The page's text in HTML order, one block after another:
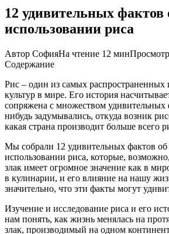
12 удивительных фактов
использовании риса
Автор СофияНа чтение 12 мин
Содержание
Рис – один из самых
культур в мире. Его история
сопряжена с множеством удивительных
нибудь задумывались, откуда возник
какая страна производит больше всего
Мы собрали 12 удивительных фактов об
использовании риса, которые,
злак имеет огромное значение как в
в кулинарии, и его влияние на нашу
значительно, что эти факты могут
Изучение и исследование риса и его
нам понять, как жизнь менялась на
злак, производимый на одном